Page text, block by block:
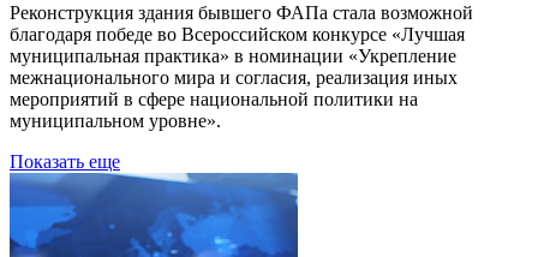
Реконструкция здания бывшего ФАПа стала возможной
благодаря победе во Всероссийском конкурсе «Лучшая
муниципальная практика» в номинации «Укрепление
межнационального мира и согласия, реализация иных
мероприятий в сфере национальной политики на
муниципальном уровне».
Показать еще